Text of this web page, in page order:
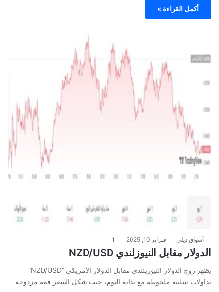
أكمل القراءة »
أسواق ديلي فبراير 10, 2025 1
الدولار مقابل النيوزلندي NZD/USD
يظهر زوج الدولار النيوزيلندي مقابل الدولار الأمريكي “NZD/USD”
تداولات سلبية ملحوظة مع بداية اليوم، حيث شكل السعر قمة مزدوجة